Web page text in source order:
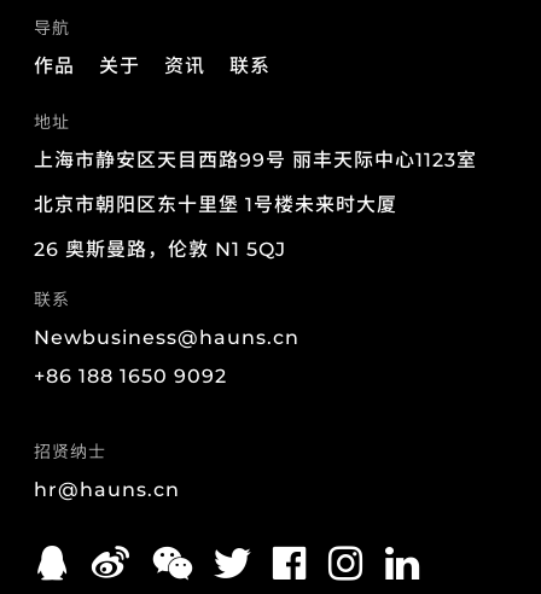
导航
作品 关于 资讯 联系
地址
上海市静安区天目西路99号 丽丰天际中心1123室
北京市朝阳区东十里堡 1号楼未来时大厦
26 奥斯曼路，伦敦 N1 5QJ
联系
Newbusiness@hauns.cn
+86 188 1650 9092
招贤纳士
hr@hauns.cn